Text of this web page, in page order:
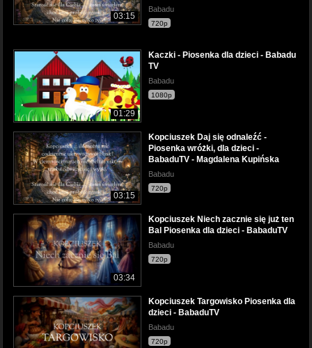
03:15
Babadu
720p
01:29
Kaczki - Piosenka dla dzieci - Babadu
TV
Babadu
1080p
03:15
Kopciuszek Daj się odnaleźć -
Piosenka wróżki, dla dzieci -
BabaduTV - Magdalena Kupińska
Babadu
720p
03:34
Kopciuszek Niech zacznie się już ten
Bal Piosenka dla dzieci - BabaduTV
Babadu
720p
Kopciuszek Targowisko Piosenka dla
dzieci - BabaduTV
Babadu
720p